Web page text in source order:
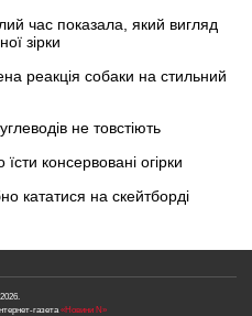
час показала, який вигляд
зірки
реакція собаки на стильний
не товстіють
консервовані огірки
кататися на скейтборді
газета «Новини N»